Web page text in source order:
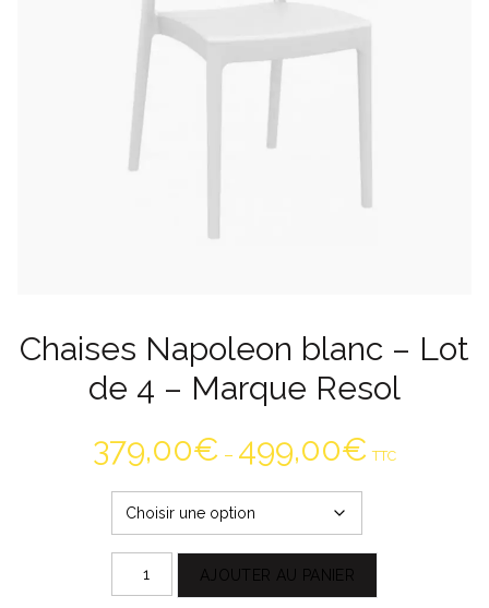
Chaises Napoleon blanc – Lot
de 4 – Marque Resol
379,00€ – 499,00€ TTC
AJOUTER AU PANIER